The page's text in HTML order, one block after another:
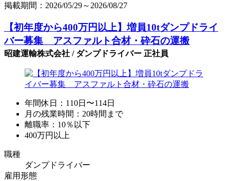
掲載期間：2026/05/29～2026/08/27
【初年度から400万円以上】増員10tダンプドライ
バー募集 アスファルト合材・砕石の運搬
昭建運輸株式会社 / ダンプドライバー 正社員
年間休日：110日〜114日
月の残業時間：20時間まで
離職率：10％以下
400万円以上
職種
ダンプドライバー
雇用形態